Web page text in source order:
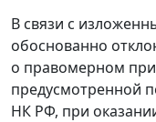
В связи с
обоснованно
о правомерном
предусмотренной
НК РФ, при